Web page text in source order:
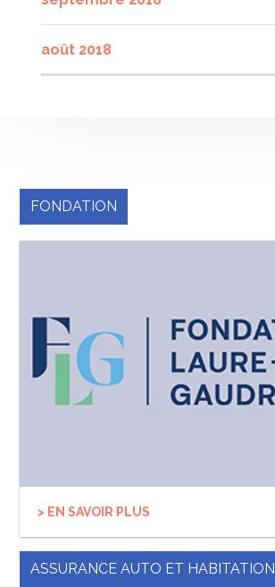
août 2018
FONDATION
> EN SAVOIR PLUS
ASSURANCE AUTO ET HABITATION